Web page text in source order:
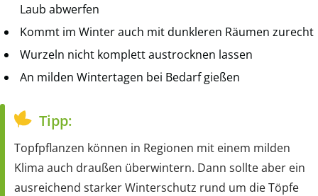
Laub abwerfen
Kommt im Winter auch mit dunkleren Räumen zurecht
Wurzeln nicht komplett austrocknen lassen
An milden Wintertagen bei Bedarf gießen
Tipp:
Topfpflanzen können in Regionen mit einem milden
Klima auch draußen überwintern. Dann sollte aber ein
ausreichend starker Winterschutz rund um die Töpfe